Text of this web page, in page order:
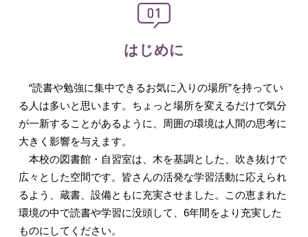
はじめに
“読書や勉強に集中できるお気に入りの場所”を持ってい
る人は多いと思います。ちょっと場所を変えるだけで気分
が一新することがあるように、周囲の環境は人間の思考に
大きく影響を与えます。
本校の図書館・自習室は、木を基調とした、吹き抜けで
広々とした空間です。皆さんの活発な学習活動に応えられ
るよう、蔵書、設備ともに充実させました。この恵まれた
環境の中で読書や学習に没頭して、6年間をより充実した
ものにしてください。